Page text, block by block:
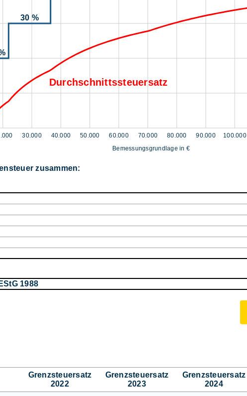
30.000 40.000 50.000 60.000 70.000 80.000 90.000 100.000
30 %
Durchschnittssteuersatz
Bemessungsgrundlage in €
zusammen:
1988
Grenzsteuersatz
2022
Grenzsteuersatz
2023
Grenzsteuersatz
2024